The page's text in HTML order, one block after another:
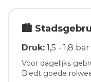
🏙️
Druk: 1,5 - 1,8
Voor dagelijks
Biedt goede